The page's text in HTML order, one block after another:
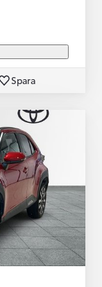
Spara